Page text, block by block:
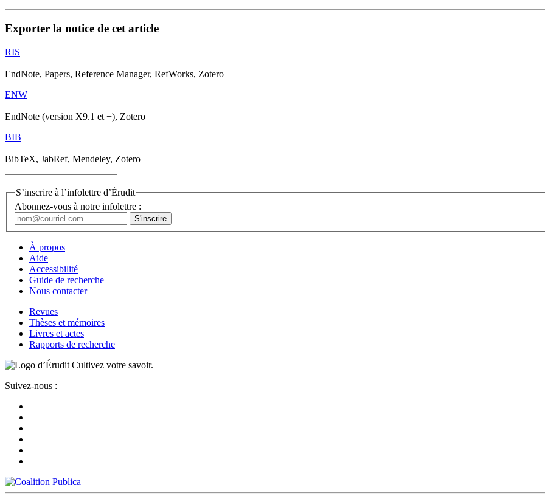
Exporter la notice de cet article
RIS
EndNote, Papers, Reference Manager, RefWorks, Zotero
ENW
EndNote (version X9.1 et +), Zotero
BIB
BibTeX, JabRef, Mendeley, Zotero
S’inscrire à l’infolettre d’Érudit
Abonnez-vous à notre infolettre :
À propos
Aide
Accessibilité
Guide de recherche
Nous contacter
Revues
Thèses et mémoires
Livres et actes
Rapports de recherche
Cultivez votre savoir.
Suivez-nous :